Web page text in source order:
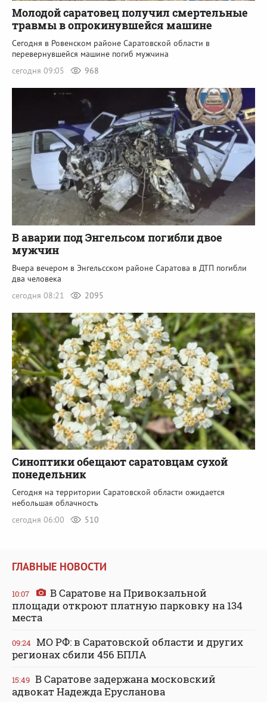
Молодой саратовец получил смертельные
травмы в опрокинувшейся машине
Сегодня в Ровенском районе Саратовской области в
перевернувшейся машине погиб мужчина
сегодня 09:05
968
В аварии под Энгельсом погибли двое
мужчин
Вчера вечером в Энгельсском районе Саратова в ДТП погибли
два человека
сегодня 08:21
2095
Синоптики обещают саратовцам сухой
понедельник
Сегодня на территории Саратовской области ожидается
небольшая облачность
сегодня 06:00
510
ГЛАВНЫЕ НОВОСТИ
10:07
В Саратове на Привокзальной
площади откроют платную парковку на 134
места
09:24 МО РФ: в Саратовской области и других
регионах сбили 456 БПЛА
15:49 В Саратове задержана московский
адвокат Надежда Ерусланова